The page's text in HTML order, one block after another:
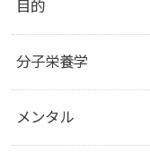
目的
分子栄養学
メンタル